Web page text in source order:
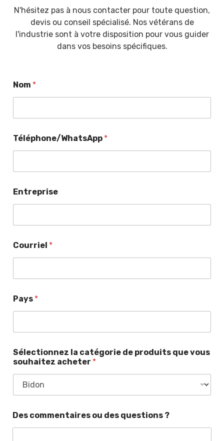
N'hésitez pas à nous contacter pour toute question,
devis ou conseil spécialisé. Nos vétérans de
l'industrie sont à votre disposition pour vous guider
dans vos besoins spécifiques.
Nom *
Téléphone/WhatsApp *
Entreprise
Courriel *
Pays *
Sélectionnez la catégorie de produits que vous
souhaitez acheter *
e
o
Des commentaires ou des questions ?